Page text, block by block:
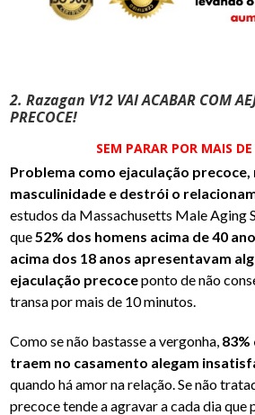
2. Razagan V12 VAI ACABAR COM
PRECOCE!
SEM PARAR POR MAIS
Problema como ejaculação precoce,
masculinidade e destrói o
estudos da Massachusetts Male Aging
que52% dos homens acima de 40
acima dos 18 anos apresentavam
ejaculação precoceponto de não
transa por mais de 10 minutos.
Como se não bastasse a vergonha, 83%
traem no casamento alegam
quando há amor na relação. Se não
precoce tende a agravar a cada dia que